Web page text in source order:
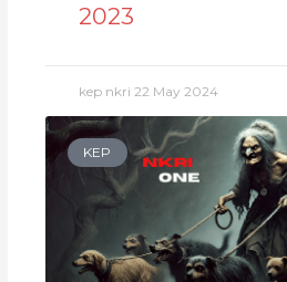
2023
kep nkri 22 May 2024
KEP